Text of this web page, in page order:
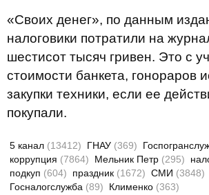
«Своих денег», по данным
налоговики потратили на
шестисот тысяч гривен. Это с
стоимости банкета, гонораров
закупки техники, если ее
покупали.
5 канал (13412) ГНАУ (369)
коррупция (7864) Мельник Петр (295)
подкуп (604) праздник (1672) СМИ (3848)
Госналогслужба (89) Клименко (363)